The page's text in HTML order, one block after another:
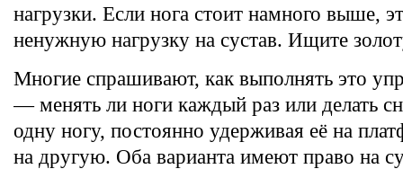
нагрузки. Если нога стоит намного выше,
ненужную нагрузку на сустав. Ищите
Многие спрашивают, как выполнять это
— менять ли ноги каждый раз или делать
одну ногу, постоянно удерживая её на
на другую. Оба варианта имеют право на